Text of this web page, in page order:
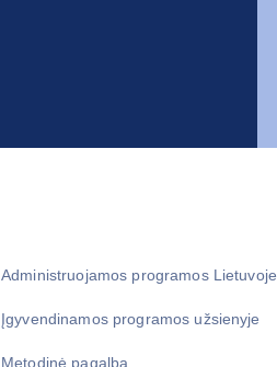
Administruojamos programos Lietuvoje
Įgyvendinamos programos užsienyje
Metodinė pagalba